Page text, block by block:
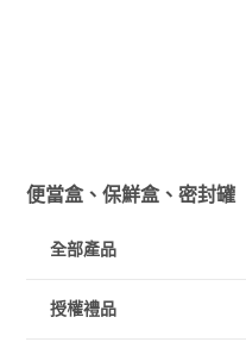
便當盒、保鮮盒、密封罐
全部產品
授權禮品